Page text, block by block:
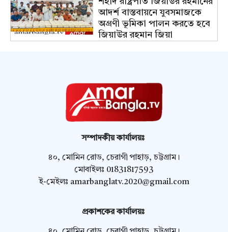
আদর্শ বাস্তবায়নে যুবসমাজকে
অগ্রণী ভূমিকা পালন করতে হবে
জিয়াউর রহমান জিয়া
সম্পাদকীয় কার্যালয়ঃ
৪০, মোমিন রোড, চেরাগী পাহাড়, চট্টগ্রাম।
মোবাইলঃ 01831817593
ই-মেইলঃ amarbanglatv.2020@gmail.com
প্রকাশকের কার্যালয়ঃ